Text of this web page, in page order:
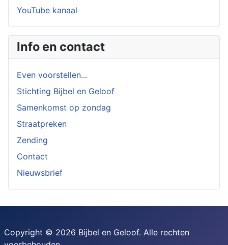
YouTube kanaal
Info en contact
Even voorstellen...
Stichting Bijbel en Geloof
Samenkomst op zondag
Straatpreken
Zending
Contact
Nieuwsbrief
Copyright © 2026 Bijbel en Geloof. Alle rechten